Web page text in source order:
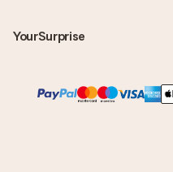
YourSurprise